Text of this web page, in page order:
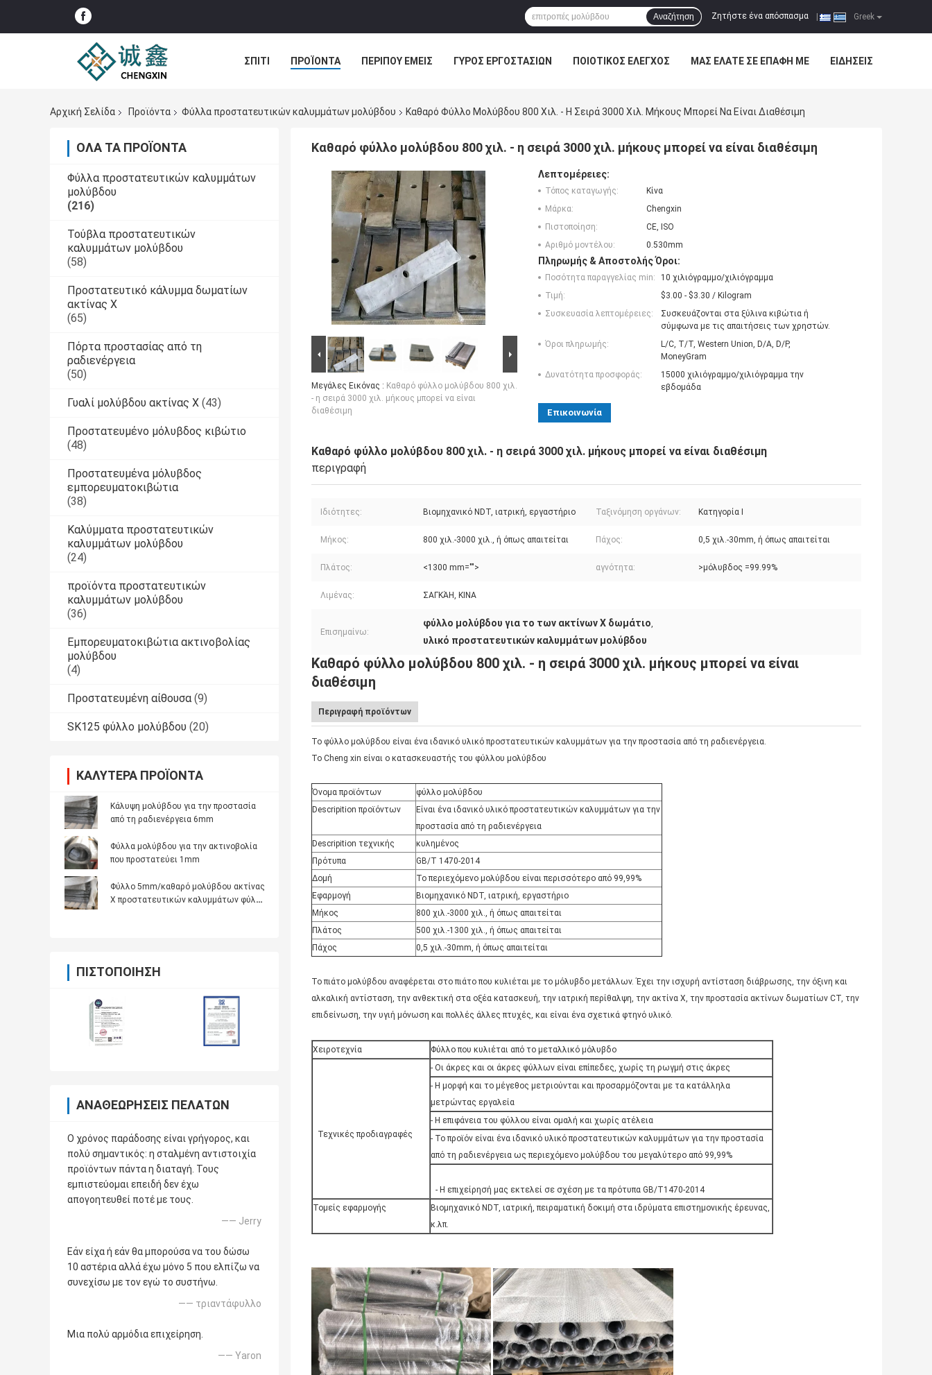
Greek
Ζητήστε ένα απόσπασμα
Αναζήτηση
ΣΠΊΤΙ ΠΡΟΪΌΝΤΑ ΠΕΡΊΠΟΥ ΕΜΕΊΣ ΓΎΡΟΣ ΕΡΓΟΣΤΑΣΊΩΝ ΠΟΙΟΤΙΚΌΣ ΈΛΕΓΧΟΣ ΜΑΣ ΕΛΆΤΕ ΣΕ ΕΠΑΦΉ ΜΕ ΕΙΔΉΣΕΙΣ
Αρχική Σελίδα
Προϊόντα Φύλλα προστατευτικών καλυμμάτων μολύβδου Καθαρό Φύλλο Μολύβδου 800 Χιλ. - Η Σειρά 3000 Χιλ. Μήκους Μπορεί Να Είναι Διαθέσιμη
ΌΛΑ ΤΑ ΠΡΟΪΌΝΤΑ
Φύλλα προστατευτικών καλυμμάτων
μολύβδου
(216)
Τούβλα προστατευτικών
καλυμμάτων μολύβδου
(58)
Προστατευτικό κάλυμμα δωματίων
ακτίνας X
(65)
Πόρτα προστασίας από τη
ραδιενέργεια
(50)
Γυαλί μολύβδου ακτίνας X (43)
Προστατευμένο μόλυβδος κιβώτιο
(48)
Προστατευμένα μόλυβδος
εμπορευματοκιβώτια
(38)
Καλύμματα προστατευτικών
καλυμμάτων μολύβδου
(24)
προϊόντα προστατευτικών
καλυμμάτων μολύβδου
(36)
Εμπορευματοκιβώτια ακτινοβολίας
μολύβδου
(4)
Προστατευμένη αίθουσα (9)
SK125 φύλλο μολύβδου (20)
ΚΑΛΎΤΕΡΑ ΠΡΟΪΌΝΤΑ
Κάλυψη μολύβδου για την προστασία
από τη ραδιενέργεια 6mm
Φύλλα μολύβδου για την ακτινοβολία
που προστατεύει 1mm
Φύλλο 5mm/καθαρό μολύβδου ακτίνας
X προστατευτικών καλυμμάτων φύλλο
ΠΙΣΤΟΠΟΊΗΣΗ
ΑΝΑΘΕΩΡΉΣΕΙΣ ΠΕΛΑΤΏΝ
Ο χρόνος παράδοσης είναι γρήγορος, και
πολύ σημαντικός: η σταλμένη αντιστοιχία
προϊόντων πάντα η διαταγή. Τους
εμπιστεύομαι επειδή δεν έχω
απογοητευθεί ποτέ με τους.
—— Jerry
Εάν είχα ή εάν θα μπορούσα να του δώσω
10 αστέρια αλλά έχω μόνο 5 που ελπίζω να
συνεχίσω με τον εγώ το συστήνω.
—— τριαντάφυλλο
Μια πολύ αρμόδια επιχείρηση.
—— Yaron
Καθαρό φύλλο μολύβδου 800 χιλ. - η σειρά 3000 χιλ. μήκους μπορεί να είναι διαθέσιμη
Μεγάλες Εικόνας : Καθαρό φύλλο μολύβδου 800 χιλ.
- η σειρά 3000 χιλ. μήκους μπορεί να είναι
διαθέσιμη
Λεπτομέρειες:
Τόπος καταγωγής:
Κίνα
Μάρκα:
Chengxin
Πιστοποίηση:
CE, ISO
Αριθμό μοντέλου:
0.530mm
Πληρωμής & Αποστολής Όροι:
Ποσότητα παραγγελίας min:
10 χιλιόγραμμο/χιλιόγραμμα
Τιμή:
$3.00 - $3.30 / Kilogram
Συσκευασία λεπτομέρειες:
Συσκευάζονται στα ξύλινα κιβώτια ή
σύμφωνα με τις απαιτήσεις των χρηστών.
Όροι πληρωμής:
L/C, T/T, Western Union, D/A, D/P,
MoneyGram
Δυνατότητα προσφοράς:
15000 χιλιόγραμμο/χιλιόγραμμα την
εβδομάδα
Επικοινωνία
Καθαρό φύλλο μολύβδου 800 χιλ. - η σειρά 3000 χιλ. μήκους μπορεί να είναι διαθέσιμη
περιγραφή
Ιδιότητες: Βιομηχανικό NDT, ιατρική, εργαστήριο Ταξινόμηση οργάνων: Κατηγορία Ι
Μήκος: 800 χιλ.-3000 χιλ., ή όπως απαιτείται Πάχος: 0,5 χιλ.-30mm, ή όπως απαιτείται
Πλάτος: <1300 mm=""> αγνότητα: >μόλυβδος =99.99%
Λιμένας: ΣΑΓΚΆΗ, ΚΙΝΑ
Επισημαίνω:
φύλλο μολύβδου για το των ακτίνων X δωμάτιο,
υλικό προστατευτικών καλυμμάτων μολύβδου
Καθαρό φύλλο μολύβδου 800 χιλ. - η σειρά 3000 χιλ. μήκους μπορεί να είναι
διαθέσιμη
Περιγραφή προϊόντων
Το φύλλο μολύβδου είναι ένα ιδανικό υλικό προστατευτικών καλυμμάτων για την προστασία από τη ραδιενέργεια.
Το Cheng xin είναι ο κατασκευαστής του φύλλου μολύβδου
Όνομα προϊόντων
φύλλο μολύβδου
Descripition προϊόντων
Είναι ένα ιδανικό υλικό προστατευτικών καλυμμάτων για την
προστασία από τη ραδιενέργεια
Descripition τεχνικής
κυλημένος
Πρότυπα
GB/T 1470-2014
Δομή
Το περιεχόμενο μολύβδου είναι περισσότερο από 99,99%
Εφαρμογή
Βιομηχανικό NDT, ιατρική, εργαστήριο
Μήκος
800 χιλ.-3000 χιλ., ή όπως απαιτείται
Πλάτος
500 χιλ.-1300 χιλ., ή όπως απαιτείται
Πάχος
0,5 χιλ.-30mm, ή όπως απαιτείται
Το πιάτο μολύβδου αναφέρεται στο πιάτο που κυλιέται με το μόλυβδο μετάλλων. Έχει την ισχυρή αντίσταση διάβρωσης, την όξινη και
αλκαλική αντίσταση, την ανθεκτική στα οξέα κατασκευή, την ιατρική περίθαλψη, την ακτίνα X, την προστασία ακτίνων δωματίων CT, την
επιδείνωση, την υγιή μόνωση και πολλές άλλες πτυχές, και είναι ένα σχετικά φτηνό υλικό.
Χειροτεχνία Φύλλο που κυλιέται από το μεταλλικό μόλυβδο
Τεχνικές προδιαγραφές
- Οι άκρες και οι άκρες φύλλων είναι επίπεδες, χωρίς τη ρωγμή στις άκρες
- Η μορφή και το μέγεθος μετριούνται και προσαρμόζονται με τα κατάλληλα
μετρώντας εργαλεία
- Η επιφάνεια του φύλλου είναι ομαλή και χωρίς ατέλεια
- Το προϊόν είναι ένα ιδανικό υλικό προστατευτικών καλυμμάτων για την προστασία
από τη ραδιενέργεια ως περιεχόμενο μολύβδου του μεγαλύτερο από 99,99%
- Η επιχείρησή μας εκτελεί σε σχέση με τα πρότυπα GB/T1470-2014
Τομείς εφαρμογής
Βιομηχανικό NDT, ιατρική, πειραματική δοκιμή στα ιδρύματα επιστημονικής έρευνας,
κ.λπ.